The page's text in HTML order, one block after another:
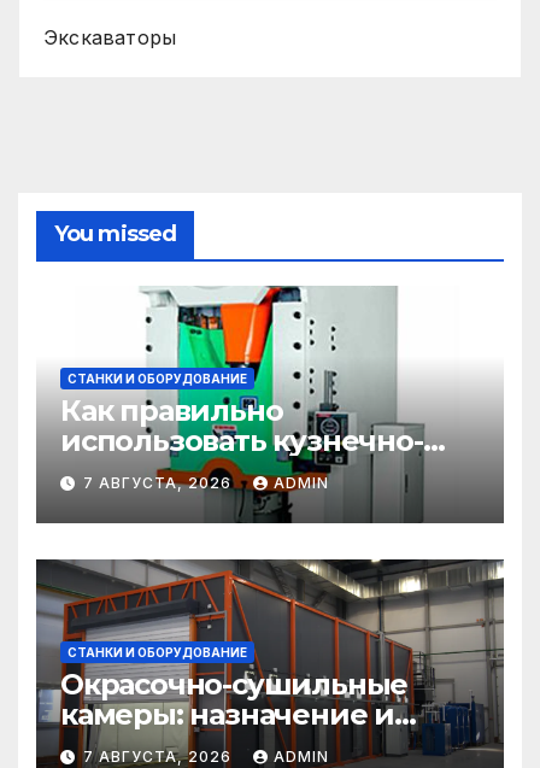
Экскаваторы
You missed
СТАНКИ И ОБОРУДОВАНИЕ
Как правильно
использовать кузнечно-
прессовое оборудование
7 АВГУСТА, 2026 ADMIN
СТАНКИ И ОБОРУДОВАНИЕ
Окрасочно-сушильные
камеры: назначение и
области применения
7 АВГУСТА, 2026 ADMIN